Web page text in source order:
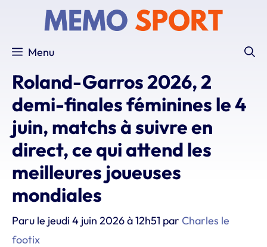
Menu
Roland-Garros 2026, 2
demi-finales féminines le 4
juin, matchs à suivre en
direct, ce qui attend les
meilleures joueuses
mondiales
Paru le jeudi 4 juin 2026 à 12h51 par Charles le
footix